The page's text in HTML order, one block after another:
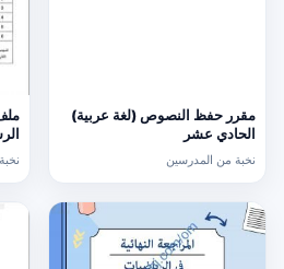
مقرر حفظ النصوص (لغة عربية)
الحادي عشر
نخبة من المدرسين